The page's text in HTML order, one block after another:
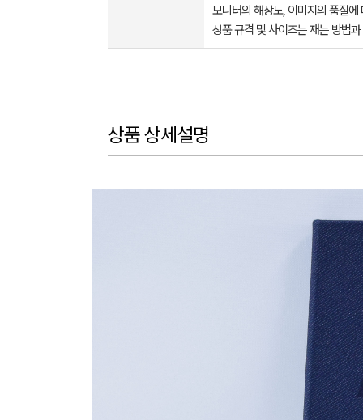
모니터의 해상도, 이미지의 품질
상품 규격 및 사이즈는 재는 방법
상품 상세설명